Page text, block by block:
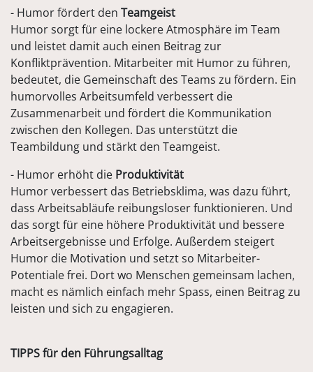
- Humor fördert den Teamgeist
Humor sorgt für eine lockere Atmosphäre im Team
und leistet damit auch einen Beitrag zur
Konfliktprävention. Mitarbeiter mit Humor zu führen,
bedeutet, die Gemeinschaft des Teams zu fördern. Ein
humorvolles Arbeitsumfeld verbessert die
Zusammenarbeit und fördert die Kommunikation
zwischen den Kollegen. Das unterstützt die
Teambildung und stärkt den Teamgeist.
- Humor erhöht die Produktivität
Humor verbessert das Betriebsklima, was dazu führt,
dass Arbeitsabläufe reibungsloser funktionieren. Und
das sorgt für eine höhere Produktivität und bessere
Arbeitsergebnisse und Erfolge. Außerdem steigert
Humor die Motivation und setzt so Mitarbeiter-
Potentiale frei. Dort wo Menschen gemeinsam lachen,
macht es nämlich einfach mehr Spass, einen Beitrag zu
leisten und sich zu engagieren.
TIPPS für den Führungsalltag